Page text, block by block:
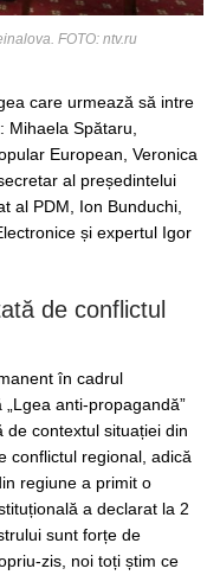
FOTO: ntv.ru
care urmează să intre
Spătaru,
European, Veronica
al președintelui
al PDM, Ion Bunduchi,
și expertul Igor
de conflictul
în cadrul
anti-propagandă”
contextul situației din
conflictul regional, adică
regiune a primit o
a declarat la 2
sunt forțe de
zis, noi toți știm ce